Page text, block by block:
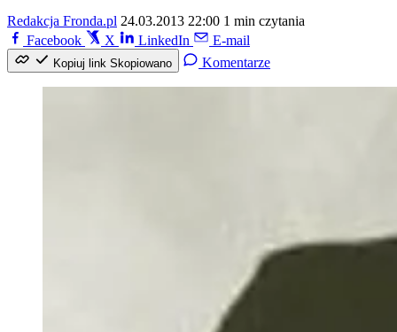
Redakcja Fronda.pl 24.03.2013 22:00 1 min czytania
Facebook
X LinkedIn E-mail
Kopiuj link Skopiowano Komentarze